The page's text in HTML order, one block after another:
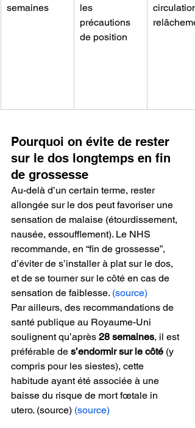
semaines
les
précautions
de position
Pourquoi on évite de rester
sur le dos longtemps en fin
de grossesse
Au-delà d’un certain terme, rester
allongée sur le dos peut favoriser une
sensation de malaise (étourdissement,
nausée, essoufflement). Le NHS
recommande, en “fin de grossesse”,
d’éviter de s’installer à plat sur le dos,
et de se tourner sur le côté en cas de
sensation de faiblesse. (source)
Par ailleurs, des recommandations de
santé publique au Royaume-Uni
soulignent qu’après 28 semaines, il est
préférable de s’endormir sur le côté (y
compris pour les siestes), cette
habitude ayant été associée à une
baisse du risque de mort fœtale in
utero. (source) (source)